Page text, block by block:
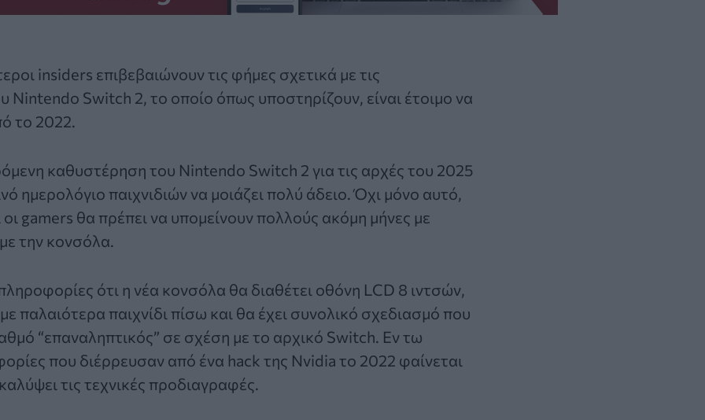
insiders επιβεβαιώνουν τις φήμες σχετικά με τις
Nintendo Switch 2, το οποίο όπως υποστηρίζουν, είναι έτοιμο να
το 2022.
καθυστέρηση του Nintendo Switch 2 για τις αρχές του 2025
ημερολόγιο παιχνιδιών να μοιάζει πολύ άδειο. Όχι μόνο αυτό,
οι gamers θα πρέπει να υπομείνουν πολλούς ακόμη μήνες με
την κονσόλα.
ότι η νέα κονσόλα θα διαθέτει οθόνη LCD 8 ιντσών,
παλαιότερα παιχνίδι πίσω και θα έχει συνολικό σχεδιασμό που
“επαναληπτικός” σε σχέση με το αρχικό Switch. Εν τω
που διέρρευσαν από ένα hack της Nvidia το 2022 φαίνεται
τις τεχνικές προδιαγραφές.